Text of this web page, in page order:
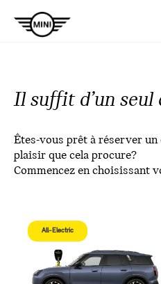
Il suffit d’un seul
Êtes-vous prêt à réserver
plaisir que cela procure?
Commencez en choisissant
All-Electric